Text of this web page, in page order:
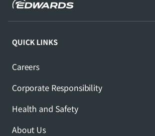
QUICK LINKS
Careers
Corporate Responsibility
Health and Safety
About Us